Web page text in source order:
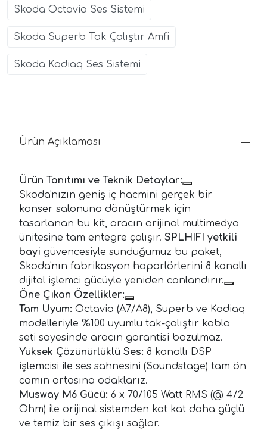
Skoda Octavia Ses Sistemi
Skoda Superb Tak Çalıştır Amfi
Skoda Kodiaq Ses Sistemi
Ürün Açıklaması
Ürün Tanıtımı ve Teknik Detaylar:
Skoda'nızın geniş iç hacmini gerçek bir
konser salonuna dönüştürmek için
tasarlanan bu kit, aracın orijinal multimedya
ünitesine tam entegre çalışır. SPLHIFI yetkili
bayi güvencesiyle sunduğumuz bu paket,
Skoda'nın fabrikasyon hoparlörlerini 8 kanallı
dijital işlemci gücüyle yeniden canlandırır.
Öne Çıkan Özellikler:
Tam Uyum: Octavia (A7/A8), Superb ve Kodiaq
modelleriyle %100 uyumlu tak-çalıştır kablo
seti sayesinde aracın garantisi bozulmaz.
Yüksek Çözünürlüklü Ses: 8 kanallı DSP
işlemcisi ile ses sahnesini (Soundstage) tam ön
camın ortasına odaklarız.
Musway M6 Gücü: 6 x 70/105 Watt RMS (@ 4/2
Ohm) ile orijinal sistemden kat kat daha güçlü
ve temiz bir ses çıkışı sağlar.